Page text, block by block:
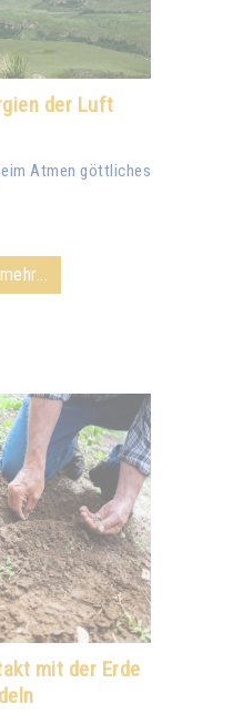
der Luft
Atmen göttliches
mit der Erde